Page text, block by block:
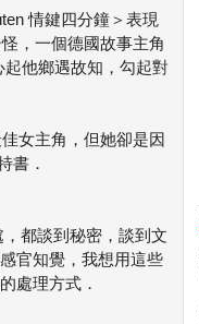
情鍵四分鐘＞表現
，一個德國故事主角
他鄉遇故知，勾起對
女主角，但她卻是因
書．
都談到秘密，談到文
官知覺，我想用這些
處理方式．